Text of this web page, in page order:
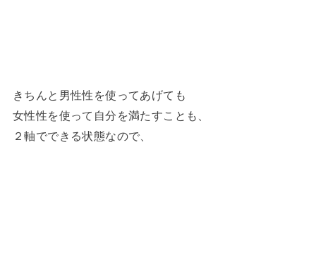
きちんと男性性を使ってあげても
女性性を使って自分を満たすことも、
２軸でできる状態なので、